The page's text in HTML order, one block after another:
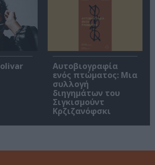
Αυτοβιογραφία
ενός πτώματος: Μια
συλλογή
διηγημάτων του
Σιγκισμούντ
Κρζιζανόφσκι